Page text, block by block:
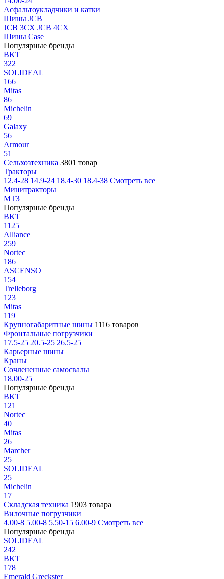
Асфальтоукладчики и катки
Шины JCB
JCB 3CX JCB 4CX
Шины Case
Популярные бренды
BKT
322
SOLIDEAL
166
Mitas
86
Michelin
69
Galaxy
56
Armour
51
Сельхозтехника 3801 товар
Тракторы
12.4-28 14.9-24 18.4-30 18.4-38 Смотреть все
Минитракторы
МТЗ
Популярные бренды
BKT
1125
Alliance
259
Nortec
186
ASCENSO
154
Trelleborg
123
Mitas
119
Крупногабаритные шины 1116 товаров
Фронтальные погрузчики
17.5-25 20.5-25 26.5-25
Карьерные шины
Краны
Сочлененные самосвалы
18.00-25
Популярные бренды
BKT
121
Nortec
40
Mitas
26
Marcher
25
SOLIDEAL
25
Michelin
17
Складская техника 1903 товара
Вилочные погрузчики
4.00-8 5.00-8 5.50-15 6.00-9 Смотреть все
Популярные бренды
SOLIDEAL
242
BKT
178
Emerald Greckster